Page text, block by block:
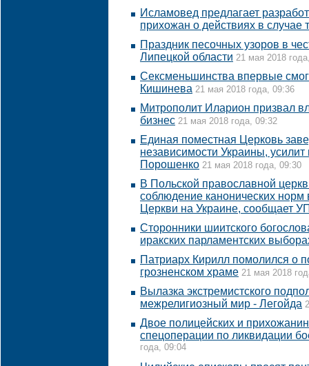
Исламовед предлагает
прихожан о действиях в случае
Праздник песочных узоров в
Липецкой области 21 мая 2018
Сексменьшинства впервые
Кишинева 21 мая 2018 года, 09:36
Митрополит Иларион призвал
бизнес 21 мая 2018 года, 09:32
Единая поместная Церковь
независимости Украины, усилит
Порошенко 21 мая 2018 года, 09:30
В Польской православной
соблюдение канонических
Церкви на Украине, сообщает
Сторонники шиитского
иракских парламентских
Патриарх Кирилл помолился о
грозненском храме 21 мая 2018
Вылазка экстремистского
межрелигиозный мир - Легойда
Двое полицейских и
спецоперации по ликвидации
года, 09:04